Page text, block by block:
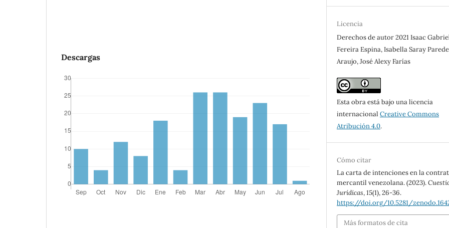
Descargas
Licencia
Derechos de autor 2021 Isaac
Fereira Espina, Isabella Saray
Araujo, José Alexy Farías
Esta obra está bajo una licencia
internacionalCreative Commons
Atribución 4.0.
Cómo citar
La carta de intenciones en la
mercantil venezolana. (2023).
Jurídicas,15(1), 26-36.
https://doi.org/10.5281/
Más formatos de cita